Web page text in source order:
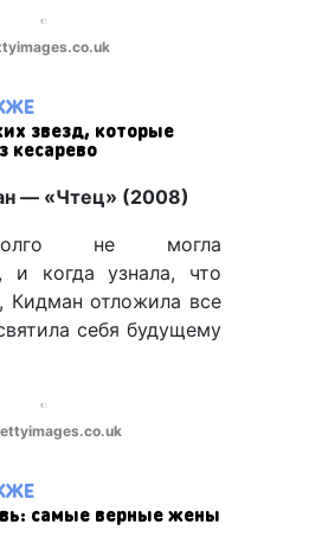
звезд, которые
кесарево
— «Чтец» (2008)
не могла
и когда узнала, что
Кидман отложила все
себя будущему
самые верные жены